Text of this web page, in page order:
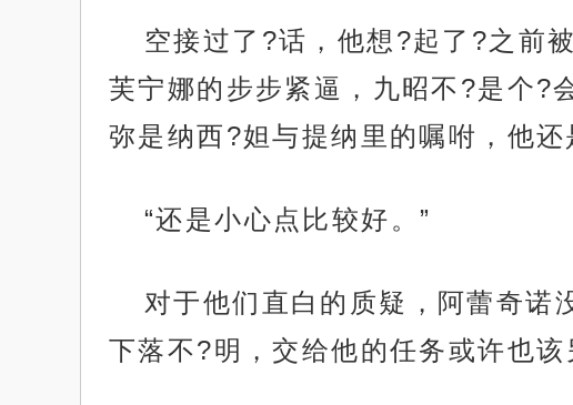
空接过了?话，他想?起了?之前
芙宁娜的步步紧逼，九昭不?是个?
弥是纳西?妲与提纳里的嘱咐，他还
“还是小心点比较好。”
对于他们直白的质疑，阿蕾奇诺
下落不?明，交给他的任务或许也该